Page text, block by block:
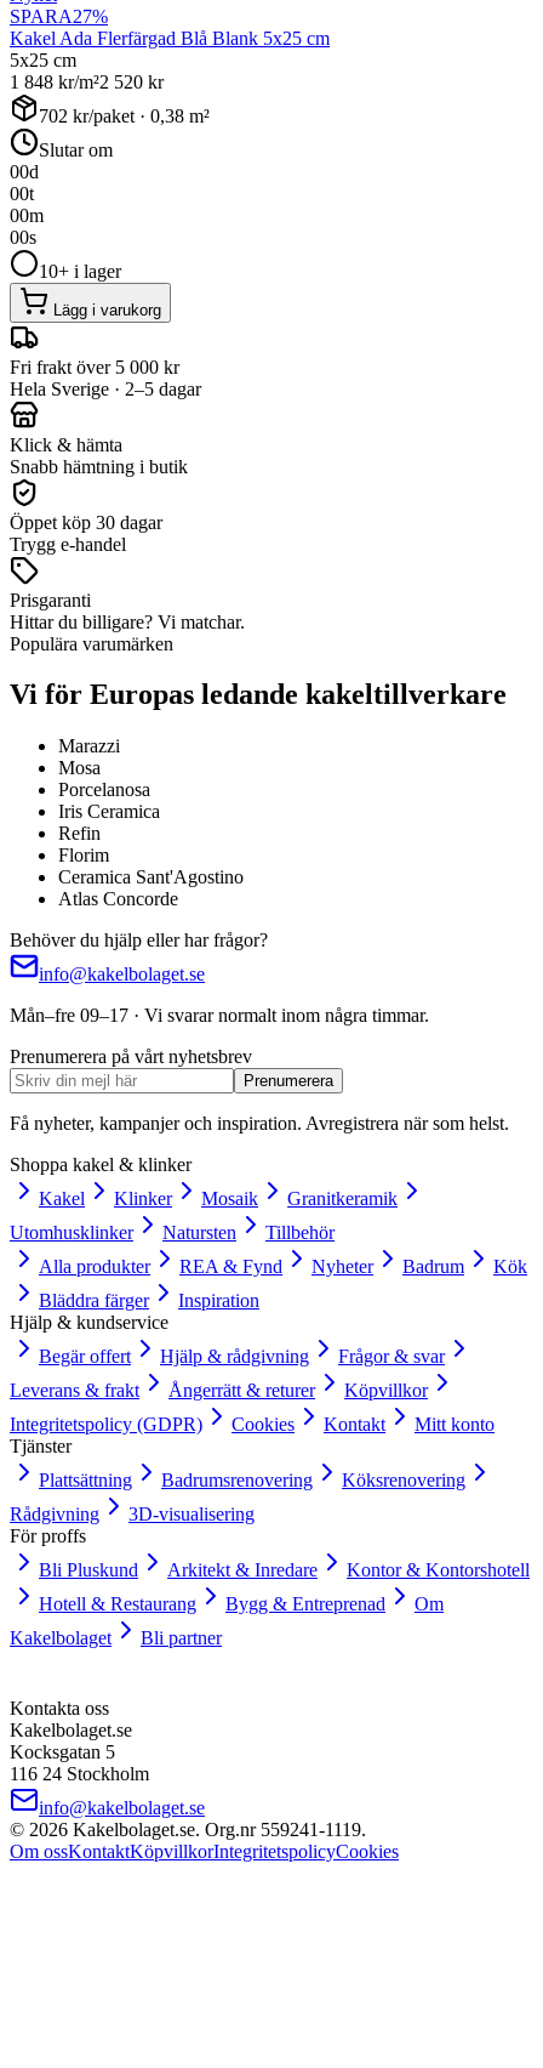
SPARA27%
Kakel Ada Flerfärgad Blå Blank 5x25 cm
5x25 cm
1 848 kr/m²2 520 kr
702 kr/paket · 0,38 m²
Slutar om
00d
00t
00m
00s
10+ i lager
Lägg i varukorg
Fri frakt över 5 000 kr
Hela Sverige · 2–5 dagar
Klick & hämta
Snabb hämtning i butik
Öppet köp 30 dagar
Trygg e-handel
Prisgaranti
Hittar du billigare? Vi matchar.
Populära varumärken
Vi för Europas ledande kakeltillverkare
Marazzi
Mosa
Porcelanosa
Iris Ceramica
Refin
Florim
Ceramica Sant'Agostino
Atlas Concorde
Behöver du hjälp eller har frågor?
info@kakelbolaget.se
Mån–fre 09–17 · Vi svarar normalt inom några timmar.
Prenumerera på vårt nyhetsbrev
Prenumerera
Få nyheter, kampanjer och inspiration. Avregistrera när som helst.
Shoppa kakel & klinker
Kakel
Klinker Mosaik
Granitkeramik
Utomhusklinker
Natursten
Tillbehör
Alla produkter
REA & Fynd Nyheter Badrum
Kök
Bläddra färger
Inspiration
Hjälp & kundservice
Begär offert
Hjälp & rådgivning
Frågor & svar
Leverans & frakt
Ångerrätt & returer
Köpvillkor
Integritetspolicy (GDPR)
Cookies Kontakt
Mitt konto
Tjänster
Plattsättning
Badrumsrenovering
Köksrenovering
Rådgivning
3D-visualisering
För proffs
Bli Pluskund
Arkitekt & Inredare
Kontor & Kontorshotell
Hotell & Restaurang
Bygg & Entreprenad
Om
Kakelbolaget
Bli partner
Kontakta oss
Kakelbolaget.se
Kocksgatan 5
116 24 Stockholm
info@kakelbolaget.se
© 2026 Kakelbolaget.se. Org.nr 559241‑1119.
Om ossKontaktKöpvillkorIntegritetspolicyCookies